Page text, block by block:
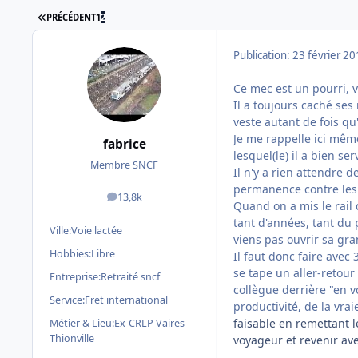
PREMIÈRE PAGE
PRÉCÉDENT12
fabrice
Membre SNCF
13,8k
messages
Ville:Voie lactée
Hobbies:Libre
Entreprise:Retraité sncf
Service:Fret international
Métier & Lieu:Ex-CRLP Vaires-
Thionville
Publication: 23 février
Ce mec est un pourri,
Il a toujours caché
veste autant de fois
Je me rappelle ici
lesquel(le) il a bien
Il n'y a rien attendre
permanence contre
Quand on a mis le rail
tant d'années, tant du
viens pas ouvrir sa
Il faut donc faire avec
se tape un aller-retour
collègue derrière "en
productivité, de la
faisable en remettant
voyageur et revenir